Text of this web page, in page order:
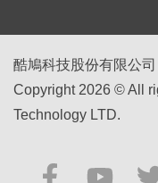
酷鳩科技股份有限公
Copyright 2026 © All
Technology LTD.